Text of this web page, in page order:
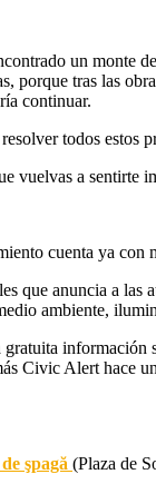
un monte
porque tras las
continuar.
todos
vuelvas a sentirte
cuenta ya
que anuncia a
ambiente,
Civic Alert hace
şpagă (Plaza de